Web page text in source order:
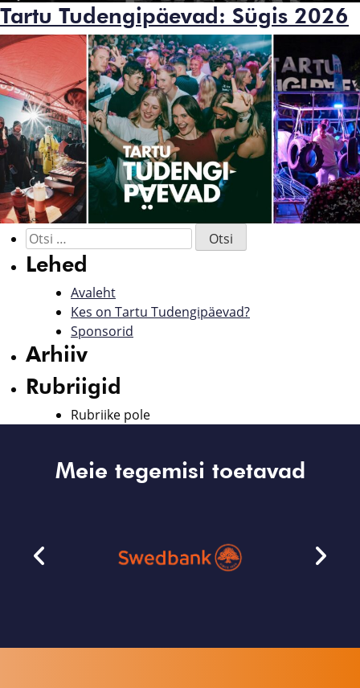
Tartu Tudengipäevad: Sügis 2026
Lehed
Avaleht
Kes on Tartu Tudengipäevad?
Sponsorid
Arhiiv
Rubriigid
Rubriike pole
Meie tegemisi toetavad